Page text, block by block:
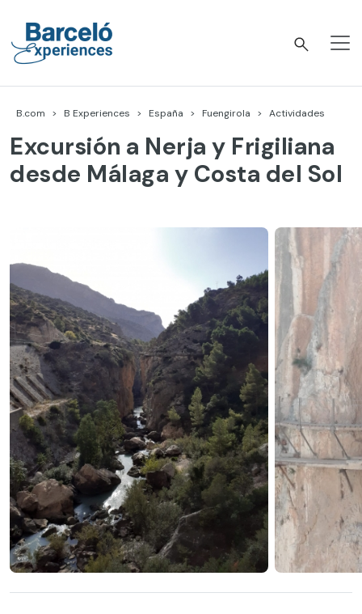
content
B.com B Experiences España Fuengirola Actividades
Excursión a Nerja y Frigiliana
desde Málaga y Costa del Sol